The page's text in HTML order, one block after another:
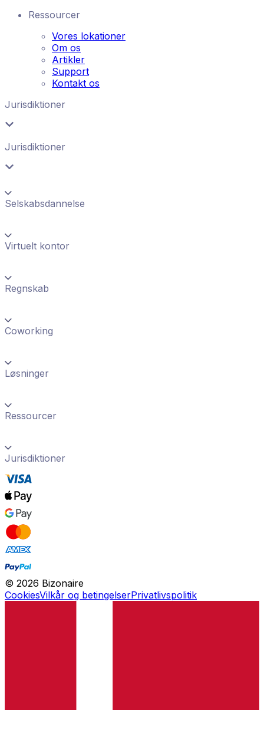
Ressourcer
Vores lokationer
Om os
Artikler
Support
Kontakt os
Jurisdiktioner
Jurisdiktioner
Selskabsdannelse
Virtuelt kontor
Regnskab
Coworking
Løsninger
Ressourcer
Jurisdiktioner
© 2026 Bizonaire
CookiesVilkår og betingelserPrivatlivspolitik